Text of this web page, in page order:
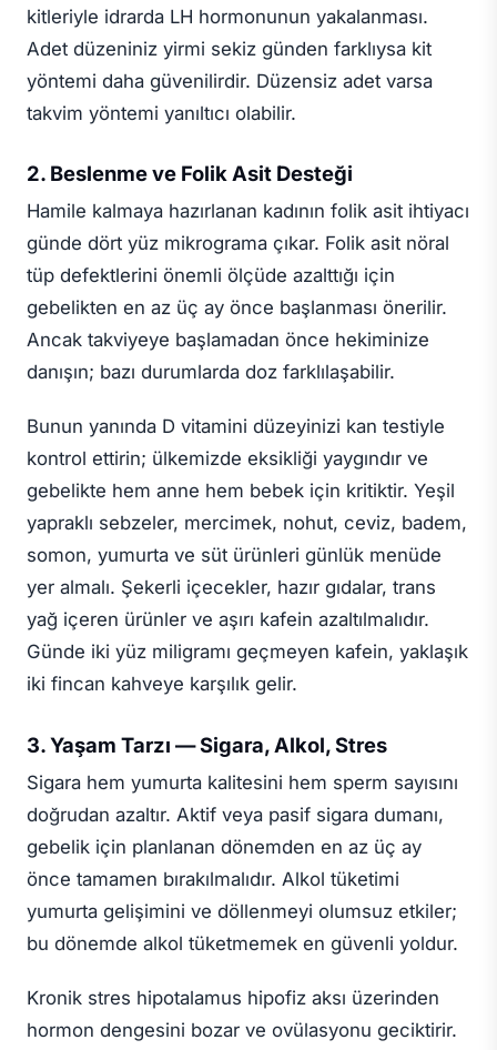
kitleriyle idrarda LH hormonunun yakalanması.
Adet düzeniniz yirmi sekiz günden farklıysa kit
yöntemi daha güvenilirdir. Düzensiz adet varsa
takvim yöntemi yanıltıcı olabilir.
2. Beslenme ve Folik Asit Desteği
Hamile kalmaya hazırlanan kadının folik asit ihtiyacı
günde dört yüz mikrograma çıkar. Folik asit nöral
tüp defektlerini önemli ölçüde azalttığı için
gebelikten en az üç ay önce başlanması önerilir.
Ancak takviyeye başlamadan önce hekiminize
danışın; bazı durumlarda doz farklılaşabilir.
Bunun yanında D vitamini düzeyinizi kan testiyle
kontrol ettirin; ülkemizde eksikliği yaygındır ve
gebelikte hem anne hem bebek için kritiktir. Yeşil
yapraklı sebzeler, mercimek, nohut, ceviz, badem,
somon, yumurta ve süt ürünleri günlük menüde
yer almalı. Şekerli içecekler, hazır gıdalar, trans
yağ içeren ürünler ve aşırı kafein azaltılmalıdır.
Günde iki yüz miligramı geçmeyen kafein, yaklaşık
iki fincan kahveye karşılık gelir.
3. Yaşam Tarzı — Sigara, Alkol, Stres
Sigara hem yumurta kalitesini hem sperm sayısını
doğrudan azaltır. Aktif veya pasif sigara dumanı,
gebelik için planlanan dönemden en az üç ay
önce tamamen bırakılmalıdır. Alkol tüketimi
yumurta gelişimini ve döllenmeyi olumsuz etkiler;
bu dönemde alkol tüketmemek en güvenli yoldur.
Kronik stres hipotalamus hipofiz aksı üzerinden
hormon dengesini bozar ve ovülasyonu geciktirir.